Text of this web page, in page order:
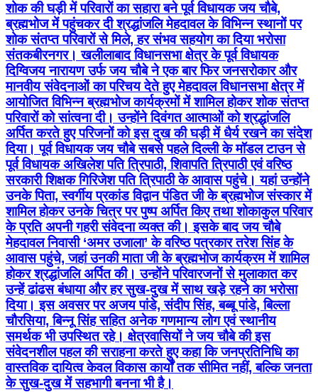
शोक की घड़ी में परिवारों का सहारा बने पूर्व विधायक जय चौबे,
ब्रह्मभोज में पहुंचकर दी श्रद्धांजलि मेहदावल के विभिन्न स्थानों पर
शोक संतप्त परिवारों से मिले, हर संभव सहयोग का दिया भरोसा
संतकबीरनगर। खलीलाबाद विधानसभा क्षेत्र के पूर्व विधायक
दिग्विजय नारायण उर्फ जय चौबे ने एक बार फिर जनसरोकार और
मानवीय संवेदनाओं का परिचय देते हुए मेहदावल विधानसभा क्षेत्र में
आयोजित विभिन्न ब्रह्मभोज कार्यक्रमों में शामिल होकर शोक संतप्त
परिवारों को सांत्वना दी। उन्होंने दिवंगत आत्माओं को श्रद्धांजलि
अर्पित करते हुए परिजनों को इस दुख की घड़ी में धैर्य रखने का संदेश
दिया। पूर्व विधायक जय चौबे सबसे पहले दिल्ली के मॉडल टाउन से
पूर्व विधायक अखिलेश पति त्रिपाठी, शिवापति त्रिपाठी एवं वरिष्ठ
सरकारी शिक्षक गिरिजेश पति त्रिपाठी के आवास पहुंचे। यहां उन्होंने
उनके पिता, स्वर्गीय प्रकांड विद्वान पंडित जी के ब्रह्मभोज संस्कार में
शामिल होकर उनके चित्र पर पुष्प अर्पित किए तथा शोकाकुल परिवार
के प्रति अपनी गहरी संवेदना व्यक्त की। इसके बाद जय चौबे
मेहदावल निवासी ‘अमर उजाला’ के वरिष्ठ पत्रकार तरेश सिंह के
आवास पहुंचे, जहां उनकी माता जी के ब्रह्मभोज कार्यक्रम में शामिल
होकर श्रद्धांजलि अर्पित की। उन्होंने परिवारजनों से मुलाकात कर
उन्हें ढांढस बंधाया और हर सुख-दुख में साथ खड़े रहने का भरोसा
दिया। इस अवसर पर अजय पांडे, संदीप सिंह, बब्बू पांडे, बिल्ला
चौरसिया, बिन्नू सिंह सहित अनेक गणमान्य लोग एवं स्थानीय
समर्थक भी उपस्थित रहे। क्षेत्रवासियों ने जय चौबे की इस
संवेदनशील पहल की सराहना करते हुए कहा कि जनप्रतिनिधि का
वास्तविक दायित्व केवल विकास कार्यों तक सीमित नहीं, बल्कि जनता
के सुख-दुख में सहभागी बनना भी है।